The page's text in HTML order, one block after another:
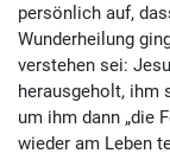
persön­lich auf,
Wunder­heilung
verstehen sei:
herausgeholt, ihm
um ihm dann „die
wieder am Leben